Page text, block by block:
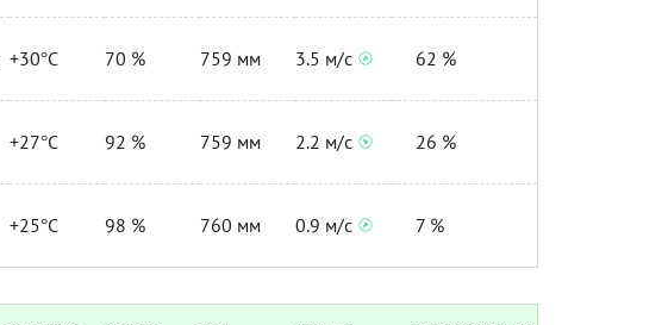
+30°C 70 % 759 мм 3.5 м/с 62 %
+27°C 92 % 759 мм 2.2 м/с 26 %
+25°C 98 % 760 мм 0.9 м/с 7 %